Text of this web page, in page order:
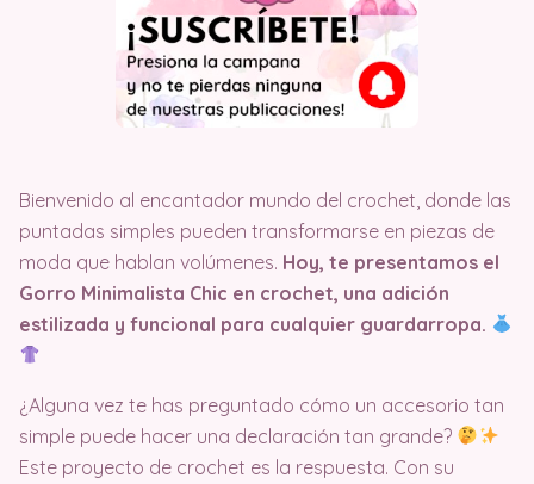
Bienvenido al encantador mundo del crochet, donde las
puntadas simples pueden transformarse en piezas de
moda que hablan volúmenes. Hoy, te presentamos el
Gorro Minimalista Chic en crochet, una adición
estilizada y funcional para cualquier guardarropa.
¿Alguna vez te has preguntado cómo un accesorio tan
simple puede hacer una declaración tan grande?
Este proyecto de crochet es la respuesta. Con su